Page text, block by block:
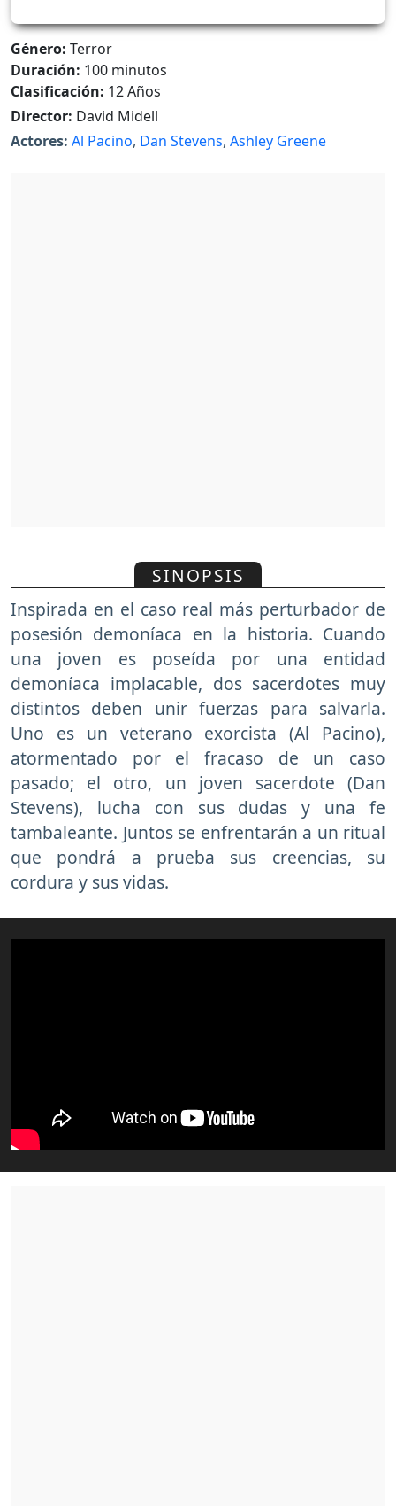
Género: Terror
Duración: 100 minutos
Clasificación: 12 Años
Director: David Midell
Actores: Al Pacino, Dan Stevens, Ashley Greene
SINOPSIS
Inspirada en el caso real más perturbador de
posesión demoníaca en la historia. Cuando
una joven es poseída por una entidad
demoníaca implacable, dos sacerdotes muy
distintos deben unir fuerzas para salvarla.
Uno es un veterano exorcista (Al Pacino),
atormentado por el fracaso de un caso
pasado; el otro, un joven sacerdote (Dan
Stevens), lucha con sus dudas y una fe
tambaleante. Juntos se enfrentarán a un ritual
que pondrá a prueba sus creencias, su
cordura y sus vidas.